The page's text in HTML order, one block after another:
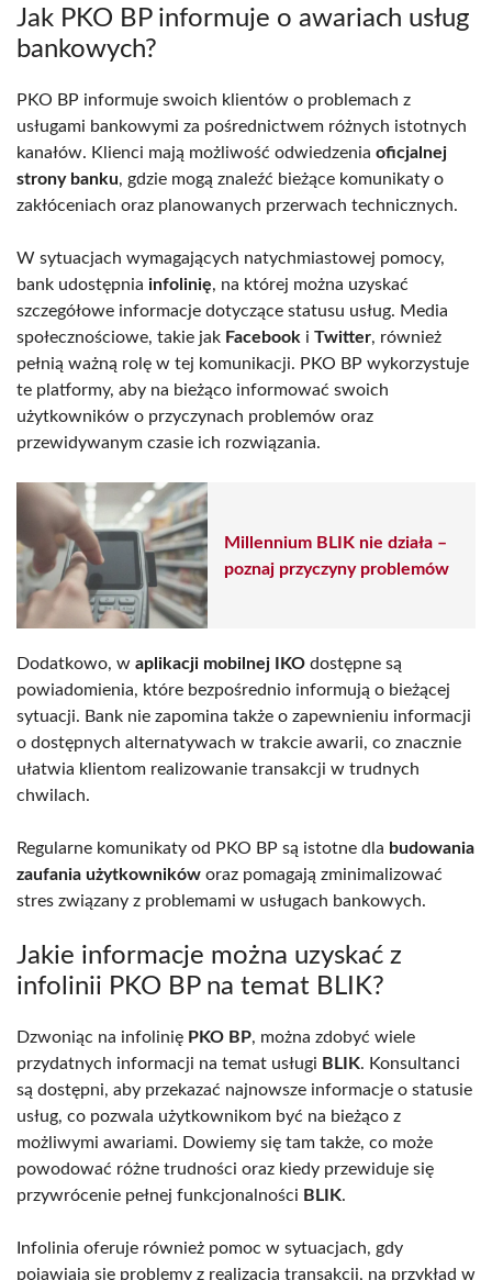
Jak PKO BP informuje o awariach usług
bankowych?
PKO BP informuje swoich klientów o problemach z
usługami bankowymi za pośrednictwem różnych istotnych
kanałów. Klienci mają możliwość odwiedzenia oficjalnej
strony banku, gdzie mogą znaleźć bieżące komunikaty o
zakłóceniach oraz planowanych przerwach technicznych.
W sytuacjach wymagających natychmiastowej pomocy,
bank udostępnia infolinię, na której można uzyskać
szczegółowe informacje dotyczące statusu usług. Media
społecznościowe, takie jak Facebook i Twitter, również
pełnią ważną rolę w tej komunikacji. PKO BP wykorzystuje
te platformy, aby na bieżąco informować swoich
użytkowników o przyczynach problemów oraz
przewidywanym czasie ich rozwiązania.
Millennium BLIK nie działa –
poznaj przyczyny problemów
Dodatkowo, w aplikacji mobilnej IKO dostępne są
powiadomienia, które bezpośrednio informują o bieżącej
sytuacji. Bank nie zapomina także o zapewnieniu informacji
o dostępnych alternatywach w trakcie awarii, co znacznie
ułatwia klientom realizowanie transakcji w trudnych
chwilach.
Regularne komunikaty od PKO BP są istotne dla budowania
zaufania użytkowników oraz pomagają zminimalizować
stres związany z problemami w usługach bankowych.
Jakie informacje można uzyskać z
infolinii PKO BP na temat BLIK?
Dzwoniąc na infolinię PKO BP, można zdobyć wiele
przydatnych informacji na temat usługi BLIK. Konsultanci
są dostępni, aby przekazać najnowsze informacje o statusie
usług, co pozwala użytkownikom być na bieżąco z
możliwymi awariami. Dowiemy się tam także, co może
powodować różne trudności oraz kiedy przewiduje się
przywrócenie pełnej funkcjonalności BLIK.
Infolinia oferuje również pomoc w sytuacjach, gdy
pojawiają się problemy z realizacją transakcji, na przykład w